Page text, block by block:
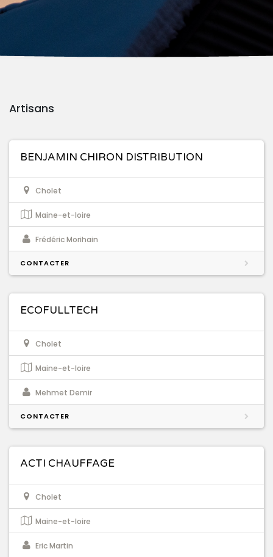
Artisans
BENJAMIN CHIRON DISTRIBUTION
Cholet
Maine-et-loire
Frédéric Morihain
CONTACTER
ECOFULLTECH
Cholet
Maine-et-loire
Mehmet Demir
CONTACTER
ACTI CHAUFFAGE
Cholet
Maine-et-loire
Eric Martin